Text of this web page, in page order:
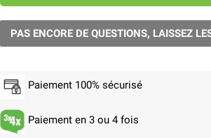
PAS ENCORE DE QUESTIONS, LAISSEZ
Paiement 100% sécurisé
Paiement en 3 ou 4 fois